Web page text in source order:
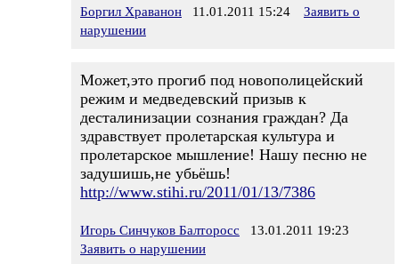
Боргил Храванон 11.01.2011 15:24
Заявить о
нарушении
Может,это прогиб под новополицейский
режим и медведевский призыв к
десталинизации сознания граждан? Да
здравствует пролетарская культура и
пролетарское мышление! Нашу песню не
задушишь,не убьёшь!
http://www.stihi.ru/2011/01/13/7386
Игорь Синчуков Балторосс 13.01.2011 19:23
Заявить о нарушении